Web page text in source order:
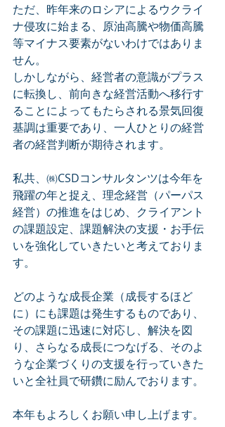
ただ、昨年来のロシアによるウクライ
ナ侵攻に始まる、原油高騰や物価高騰
等マイナス要素がないわけではありま
せん。
しかしながら、経営者の意識がプラス
に転換し、前向きな経営活動へ移行す
ることによってもたらされる景気回復
基調は重要であり、一人ひとりの経営
者の経営判断が期待されます。
私共、㈱CSDコンサルタンツは今年を
飛躍の年と捉え、理念経営（パーパス
経営）の推進をはじめ、クライアント
の課題設定、課題解決の支援・お手伝
いを強化していきたいと考えておりま
す。
どのような成長企業（成長するほど
に）にも課題は発生するものであり、
その課題に迅速に対応し、解決を図
り、さらなる成長につなげる、そのよ
うな企業づくりの支援を行っていきた
いと全社員で研鑽に励んでおります。
本年もよろしくお願い申し上げます。